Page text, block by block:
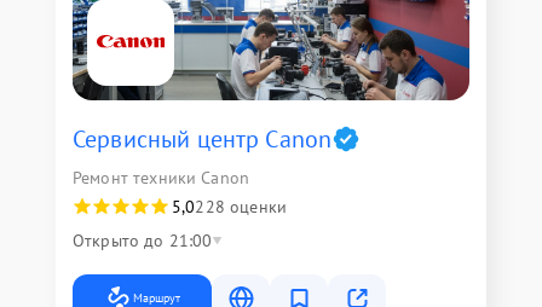
Сервисный центр Canon
Ремонт техники Canon
5,0228 оценки
Открыто до 21:00
Маршрут